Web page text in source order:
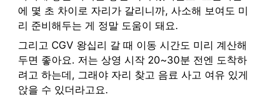
에 몇 초 차이로 자리가 갈리니까, 사소해 보여도 미
리 준비해두는 게 정말 도움이 돼요.
그리고 CGV 왕십리 갈 때 이동 시간도 미리 계산해
두면 좋아요. 저는 상영 시작 20~30분 전엔 도착하
려고 하는데, 그래야 자리 찾고 음료 사고 여유 있게
앉을 수 있더라고요.